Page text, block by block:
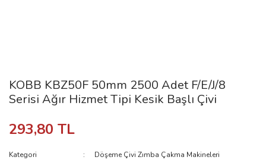
KOBB KBZ50F 50mm 2500 Adet F/E/J/8
Serisi Ağır Hizmet Tipi Kesik Başlı Çivi
293,80 TL
Kategori
Döşeme Çivi Zımba Çakma Makineleri